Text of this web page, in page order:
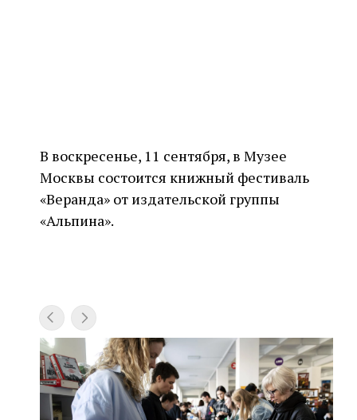
В воскресенье, 11 сентября, в Музее
Москвы состоится книжный фестиваль
«Веранда» от издательской группы
«Альпина».